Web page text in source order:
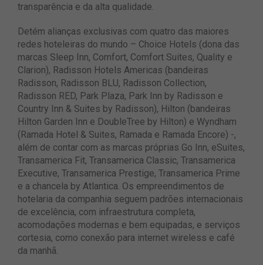
transparência e da alta qualidade.
Detém alianças exclusivas com quatro das maiores
redes hoteleiras do mundo – Choice Hotels (dona das
marcas Sleep Inn, Comfort, Comfort Suites, Quality e
Clarion), Radisson Hotels Americas (bandeiras
Radisson, Radisson BLU, Radisson Collection,
Radisson RED, Park Plaza, Park Inn by Radisson e
Country Inn & Suites by Radisson), Hilton (bandeiras
Hilton Garden Inn e DoubleTree by Hilton) e Wyndham
(Ramada Hotel & Suites, Ramada e Ramada Encore) -,
além de contar com as marcas próprias Go Inn, eSuites,
Transamerica Fit, Transamerica Classic, Transamerica
Executive, Transamerica Prestige, Transamerica Prime
e a chancela by Atlantica. Os empreendimentos de
hotelaria da companhia seguem padrões internacionais
de excelência, com infraestrutura completa,
acomodações modernas e bem equipadas, e serviços
cortesia, como conexão para internet wireless e café
da manhã.